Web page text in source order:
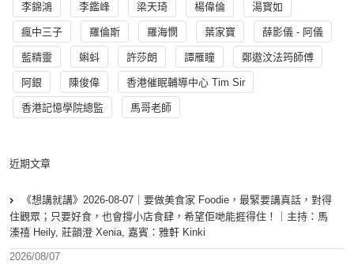
李錦鴻 李鑑峰 梁天琦 楊偉倫 湯寳如
瘋中三子 羅倫斯 羅海憫 葉家寶 薛影儀 - 阿儀
藍精靈 蝌蚪 許莎朗 譚雁瞳 鄭遨汶法筠師傅
阿銀 陳俊偉 香港催眠輔導中心 Tim Sir
香港記憶學院總監 馬哥老師
近期文章
《想講就講》2026-08-07｜要做美食家 Foodie，最緊要講真話，對得
住觀眾；只要好食，也會撐小店食肆，希望佢哋能捱得住！｜主持：馬
溱禧 Heily, 莊韻澄 Xenia, 嘉賓：雅軒 Kinki
2026/08/07